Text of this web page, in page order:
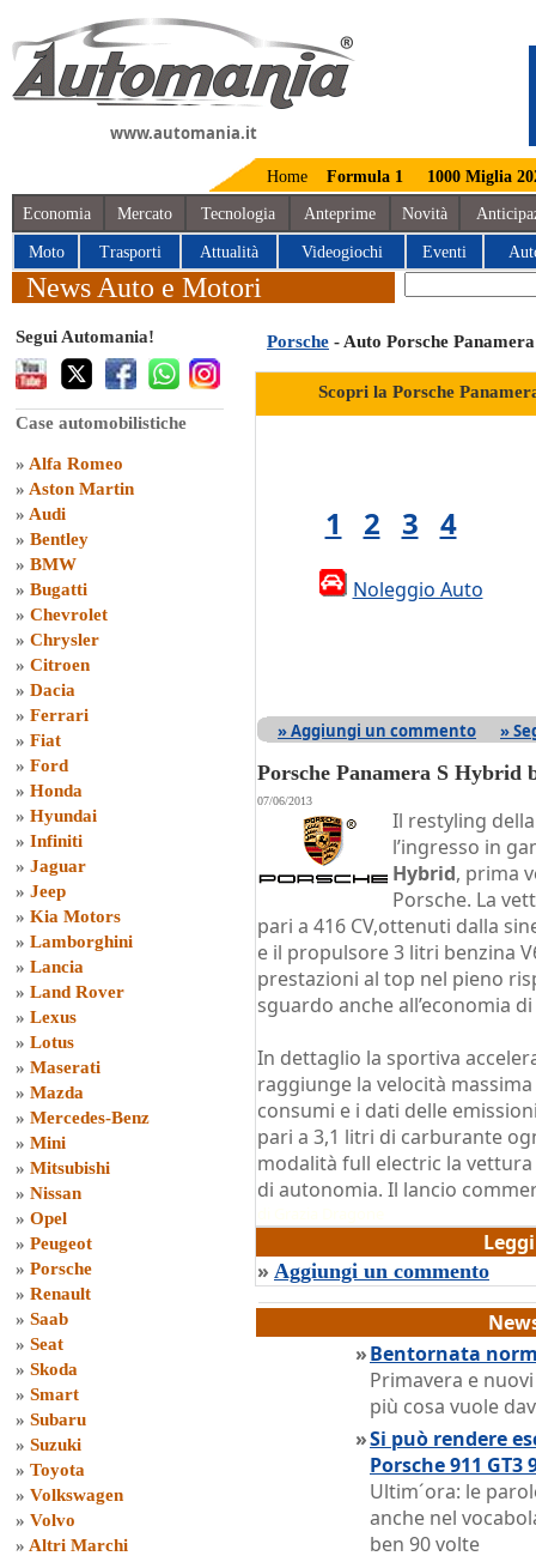
www.automania.it
Home Formula 1 1000 Miglia
Economia Mercato Tecnologia Anteprime Novità
Moto Trasporti Attualità Videogiochi Eventi
News Auto e Motori
Segui Automania!
Case automobilistiche
» Alfa Romeo
» Aston Martin
» Audi
» Bentley
» BMW
» Bugatti
» Chevrolet
» Chrysler
» Citroen
» Dacia
» Ferrari
» Fiat
» Ford
» Honda
» Hyundai
» Infiniti
» Jaguar
» Jeep
» Kia Motors
» Lamborghini
» Lancia
» Land Rover
» Lexus
» Lotus
» Maserati
» Mazda
» Mercedes-Benz
» Mini
» Mitsubishi
» Nissan
» Opel
» Peugeot
» Porsche
» Renault
» Saab
» Seat
» Skoda
» Smart
» Subaru
» Suzuki
» Toyota
» Volkswagen
» Volvo
» Altri Marchi
Porsche - Auto Porsche
Scopri la Porsche
1 2 3 4
Noleggio Auto
» Aggiungi un commento »
Porsche Panamera S Hybrid
07/06/2013
Il restyling
l’ingresso in
Hybrid, prima
Porsche. La
pari a 416 CV,ottenuti dalla
e il propulsore 3 litri benzina
prestazioni al top nel pieno
sguardo anche all’economia
In dettaglio la sportiva
raggiunge la velocità
consumi e i dati delle
pari a 3,1 litri di carburante
modalità full electric la
di autonomia. Il lancio
» Aggiungi un commento
»Bentornata
Primavera e
più cosa vuole
»Si può rendere
Porsche 911 GT3
Ultim´ora: le
anche nel
ben 90 volte